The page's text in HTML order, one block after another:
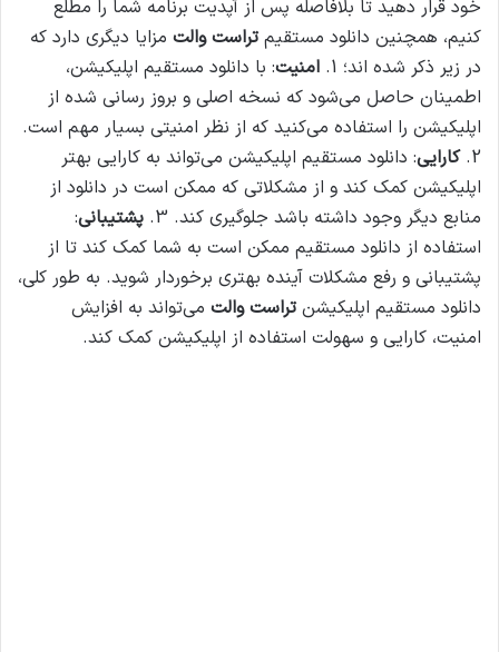
خود قرار دهید تا بلافاصله پس از آپدیت برنامه شما را مطلع
کنیم، همچنین دانلود مستقیمتراست والت مزایا دیگری دارد که
در زیر ذکر شده اند؛ 1. امنیت: با دانلود مستقیم اپلیکیشن،
اطمینان حاصل می‌شود که نسخه اصلی و بروز رسانی شده از
اپلیکیشن را استفاده می‌کنید که از نظر امنیتی بسیار مهم است.
2. کارایی: دانلود مستقیم اپلیکیشن می‌تواند به کارایی بهتر
اپلیکیشن کمک کند و از مشکلاتی که ممکن است در دانلود از
منابع دیگر وجود داشته باشد جلوگیری کند. 3. پشتیبانی:
استفاده از دانلود مستقیم ممکن است به شما کمک کند تا از
پشتیبانی و رفع مشکلات آینده بهتری برخوردار شوید. به طور کلی،
دانلود مستقیم اپلیکیشنتراست والت می‌تواند به افزایش
امنیت، کارایی و سهولت استفاده از اپلیکیشن کمک کند.